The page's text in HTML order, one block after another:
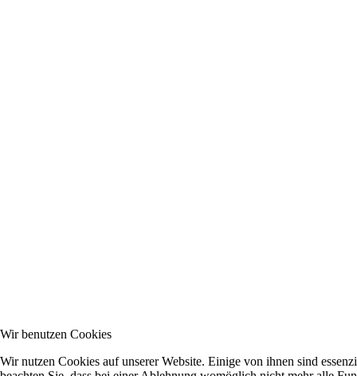
Wir benutzen Cookies
Wir nutzen Cookies auf unserer Website. Einige von ihnen sind